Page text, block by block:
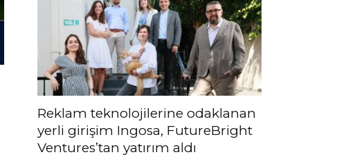
Reklam teknolojilerine odaklanan
yerli girişim Ingosa, FutureBright
Ventures’tan yatırım aldı